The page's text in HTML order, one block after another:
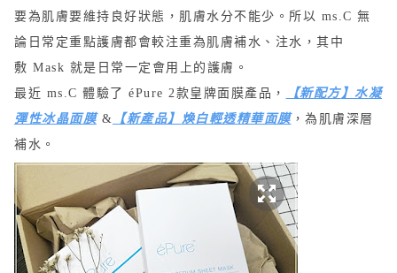
要為肌膚要維持良好狀態 ，肌 膚水分不能少。 所以 ms.C 無
論 日常定重點護膚都會較注重為肌膚補水、注水 ，其中
敷 Mask 就是日常一定會用上的護膚。
最近 ms.C 體驗了 éPure 2款皇牌面膜產品 ， 【新配方】 水凝
彈性冰晶面膜& 【新產品】 煥白輕透精華面膜，為肌膚深層
補水。